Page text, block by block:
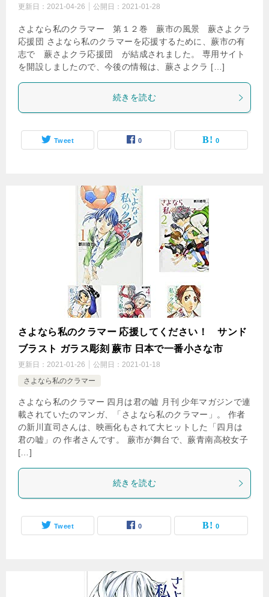
更新日： 2021-04-26 公開日： 2021-01-28
さよなら私のクラマー 第１２巻 蕨市の風景 蕨さよクラ
応援団 さよなら私のクラマーを応援するために、蕨市の有
志で 蕨さよクラ応援団 が結成されました。 専用サイト
を開設しましたので、今後の情報は、蕨さよクラ […]
続きを読む
Tweet 0 0
さよなら私のクラマー 応援してください！ サンド
ブラスト ガラス彫刻 蕨市 日本で一番小さな市
更新日： 2021-01-26 公開日： 2021-01-18
さよなら私のクラマー
さよなら私のクラマー 四月は君の嘘 月刊 少年マガジンで連
載されていたのマンガ、「さよなら私のクラマー」。 作者
の新川直司さんは、映画化もされて大ヒットした「四月は
君の嘘」の 作者さんです。 蕨市が舞台で、蕨青南高校女子
[…]
続きを読む
Tweet 0 0